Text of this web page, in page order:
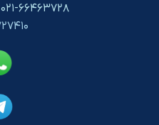
۰۲۱-۶۶۴۶۳۷۲۸